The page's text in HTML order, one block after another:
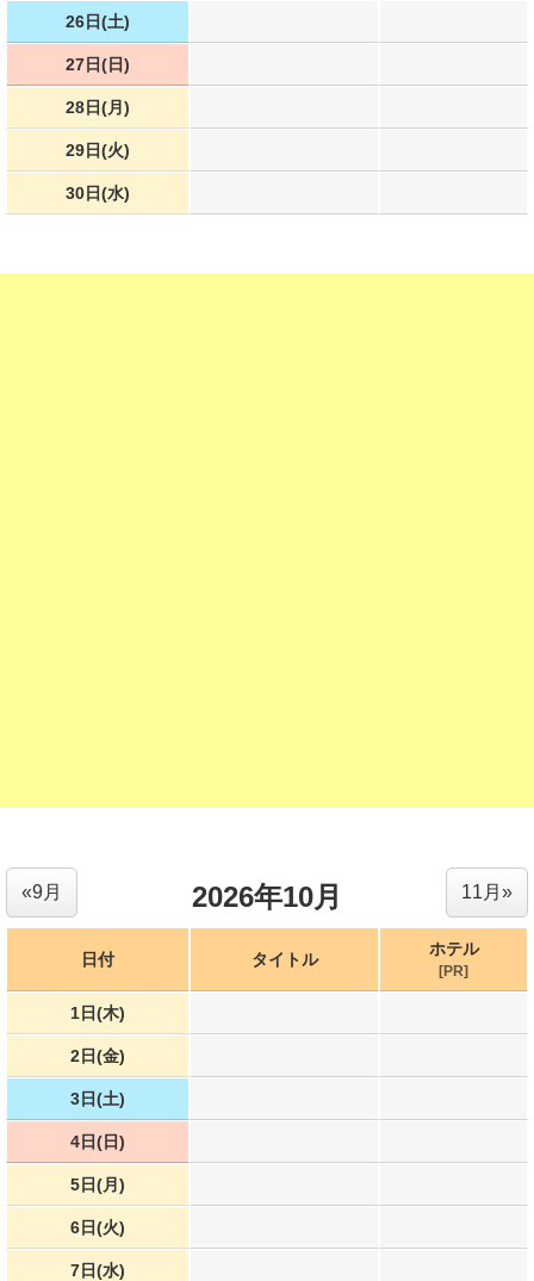
26日(土)
27日(日)
28日(月)
29日(火)
30日(水)
2026年10月 11月»
«9月
日付 タイトル
ホテル
[PR]
1日(木)
2日(金)
3日(土)
4日(日)
5日(月)
6日(火)
7日(水)